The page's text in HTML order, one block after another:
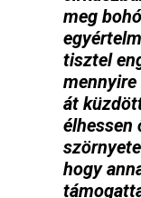
meg
tisztel
mennyire
át
élhessen
hogy